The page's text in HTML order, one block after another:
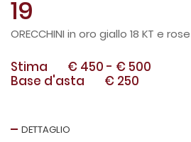
19
ORECCHINI in oro giallo 18 KT e
Stima € 450 - € 500
Base d'asta
€ 250
DETTAGLIO